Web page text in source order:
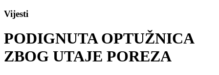
Vijesti
PODIGNUTA OPTUŽNICA
ZBOG UTAJE POREZA